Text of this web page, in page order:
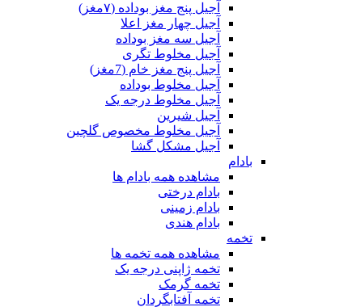
آجیل پنج مغز بوداده (۷مغز)
آجیل چهار مغز اعلا
آجیل سه مغز بوداده
آجیل مخلوط تگری
آجیل پنج مغز خام (7مغز)
آجیل مخلوط بوداده
آجیل مخلوط درجه یک
آجیل شیرین
آجیل مخلوط مخصوص گلچین
آجیل مشکل گشا
بادام
مشاهده همه بادام ها
بادام درختی
بادام زمینی
بادام هندی
تخمه
مشاهده همه تخمه ها
تخمه ژاپنی درجه یک
تخمه گرمک
تخمه آفتابگردان